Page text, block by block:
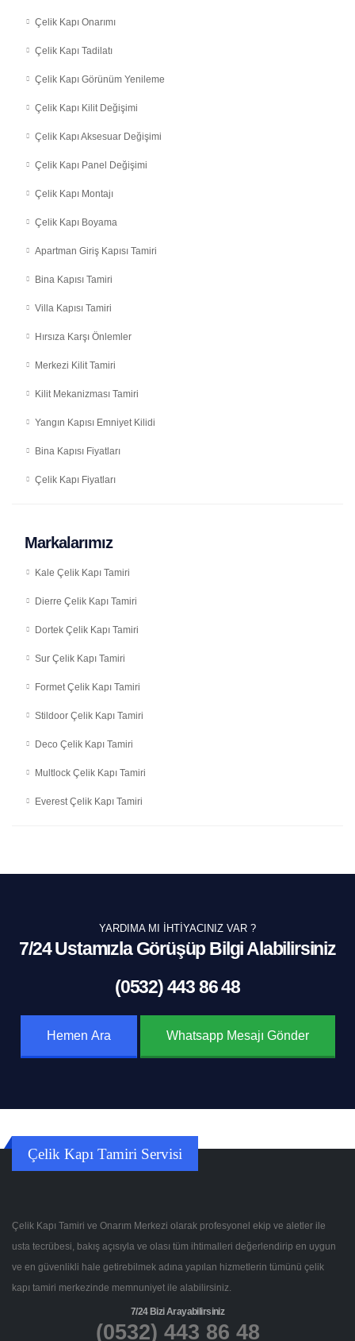
Çelik Kapı Onarımı
Çelik Kapı Tadilatı
Çelik Kapı Görünüm Yenileme
Çelik Kapı Kilit Değişimi
Çelik Kapı Aksesuar Değişimi
Çelik Kapı Panel Değişimi
Çelik Kapı Montajı
Çelik Kapı Boyama
Apartman Giriş Kapısı Tamiri
Bina Kapısı Tamiri
Villa Kapısı Tamiri
Hırsıza Karşı Önlemler
Merkezi Kilit Tamiri
Kilit Mekanizması Tamiri
Yangın Kapısı Emniyet Kilidi
Bina Kapısı Fiyatları
Çelik Kapı Fiyatları
Markalarımız
Kale Çelik Kapı Tamiri
Dierre Çelik Kapı Tamiri
Dortek Çelik Kapı Tamiri
Sur Çelik Kapı Tamiri
Formet Çelik Kapı Tamiri
Stildoor Çelik Kapı Tamiri
Deco Çelik Kapı Tamiri
Multlock Çelik Kapı Tamiri
Everest Çelik Kapı Tamiri
YARDIMA MI İHTIYACINIZ VAR ?
7/24 Ustamızla Görüşüp Bilgi Alabilirsiniz
(0532) 443 86 48
Hemen Ara Whatsapp Mesajı Gönder
Çelik Kapı Tamiri Servisi
Çelik Kapı Tamiri ve Onarım Merkezi olarak profesyonel ekip ve aletler ile
usta tecrübesi, bakış açısıyla ve olası tüm ihtimalleri değerlendirip en uygun
ve en güvenlikli hale getirebilmek adına yapılan hizmetlerin tümünü çelik
kapı tamiri merkezinde memnuniyet ile alabilirsiniz.
7/24 Bizi Arayabilirsiniz
(0532) 443 86 48